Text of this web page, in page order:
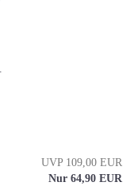
UVP 109,00 EUR
Nur 64,90 EUR